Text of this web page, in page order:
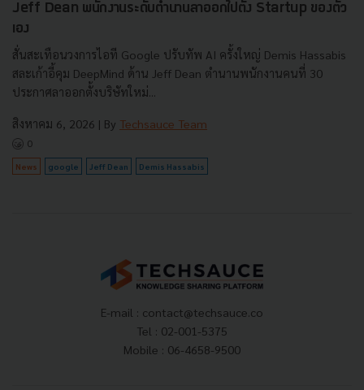
Jeff Dean พนักงานระดับตำนานลาออกไปตั้ง Startup ของตัว
เอง
สั่นสะเทือนวงการไอที Google ปรับทัพ AI ครั้งใหญ่ Demis Hassabis
สละเก้าอี้คุม DeepMind ด้าน Jeff Dean ตำนานพนักงานคนที่ 30
ประกาศลาออกตั้งบริษัทใหม่...
สิงหาคม 6, 2026 | By Techsauce Team
0
News google Jeff Dean Demis Hassabis
E-mail : contact@techsauce.co
Tel : 02-001-5375
Mobile : 06-4658-9500